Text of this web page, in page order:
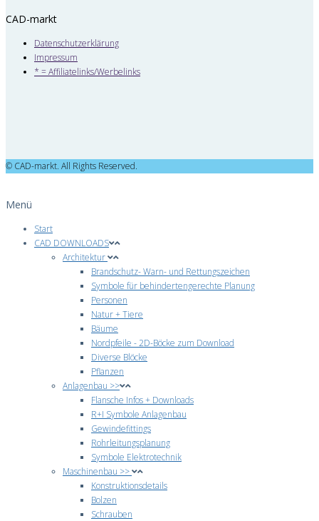
CAD-markt
Datenschutzerklärung
Impressum
* = Affiliatelinks/Werbelinks
© CAD-markt. All Rights Reserved.
Menü
Start
CAD DOWNLOADS
Architektur
Brandschutz- Warn- und Rettungszeichen
Symbole für behindertengerechte Planung
Personen
Natur + Tiere
Bäume
Nordpfeile - 2D-Böcke zum Download
Diverse Blöcke
Pflanzen
Anlagenbau >>
Flansche Infos + Downloads
R+I Symbole Anlagenbau
Gewindefittings
Rohrleitungsplanung
Symbole Elektrotechnik
Maschinenbau >>
Konstruktionsdetails
Bolzen
Schrauben